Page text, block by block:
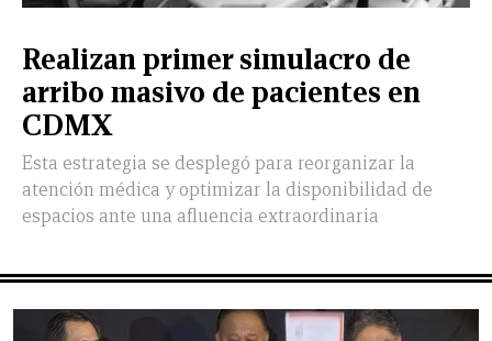
LEÓN
DE
VIDA
Realizan primer simulacro de
arribo masivo de pacientes en
CDMX
Esta estrategia se desplegó para reorganizar la
atención médica y optimizar la disponibilidad de
espacios ante una afluencia extraordinaria